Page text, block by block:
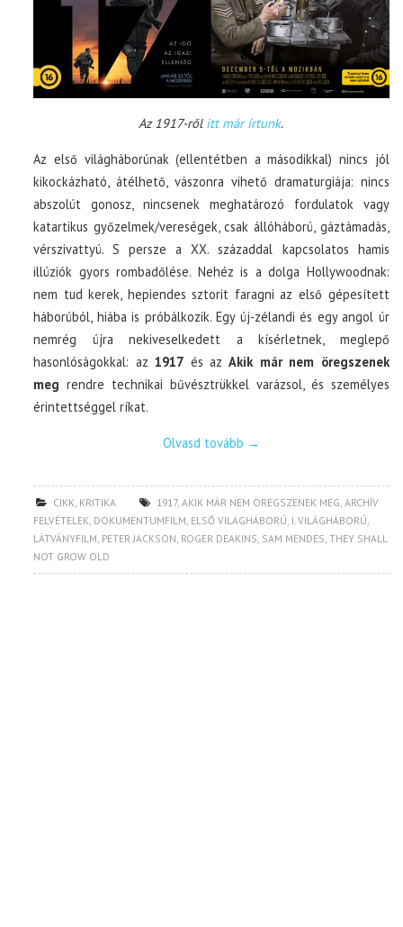
Az 1917-ről itt már írtunk.
Az első világháborúnak (ellentétben a másodikkal) nincs jól
kikockázható, átélhető, vászonra vihető dramaturgiája: nincs
abszolút gonosz, nincsenek meghatározó fordulatok vagy
katartikus győzelmek/vereségek, csak állóháború, gáztámadás,
vérszivattyú. S persze a XX. századdal kapcsolatos hamis
illúziók gyors rombadőlése. Nehéz is a dolga Hollywoodnak:
nem tud kerek, hepiendes sztorit faragni az első gépesített
háborúból, hiába is próbálkozik. Egy új-zélandi és egy angol úr
nemrég újra nekiveselkedett a kísérletnek, meglepő
hasonlóságokkal: az1917 és azAkik már nem öregszenek
meg rendre technikai bűvésztrükkel varázsol, és személyes
érintettséggel ríkat.
Olvasd tovább →
CIKK KRITIKA 1917,AKIK MÁR NEM ÖREGSZENEK MEG ,ARCHÍV
FELVÉTELEK DOKUMENTUMFILM ELSŐ VILÁGHÁBORÚ I. VILÁGHÁBORÚ
LÁTVÁNYFILM PETER JACKSON ROGER DEAKINS SAM MENDES ,THEY SHALL
NOT GROW OLD